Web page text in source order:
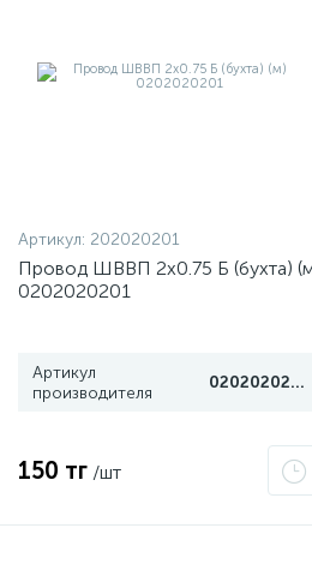
Артикул: 202020201
Провод ШВВП 2х0.75 Б (бухта)
0202020201
Артикул
производителя
0202020201
150 тг /шт